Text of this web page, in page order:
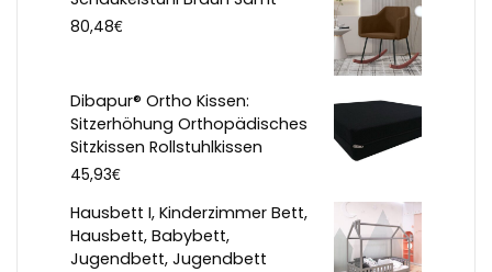
80,48€
Dibapur® Ortho Kissen:
Sitzerhöhung Orthopädisches
Sitzkissen Rollstuhlkissen
45,93€
Hausbett I, Kinderzimmer Bett,
Hausbett, Babybett,
Jugendbett, Jugendbett